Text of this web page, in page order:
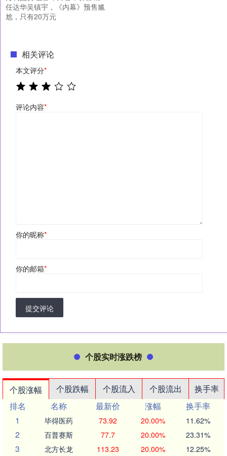
任达华吴镇宇，《内幕》预售尴
尬，只有20万元
相关评论
本文评分*
评论内容*
你的昵称*
你的邮箱*
提交评论
个股实时涨跌榜
个股涨幅 个股跌幅 个股流入 个股流出
换手率
排名
名称 最新价 涨幅
换手率
1
毕得医药 73.92 20.00% 11.62%
2 百普赛斯 77.7 20.00% 23.31%
3 北方长龙 113.23 20.00% 12.25%